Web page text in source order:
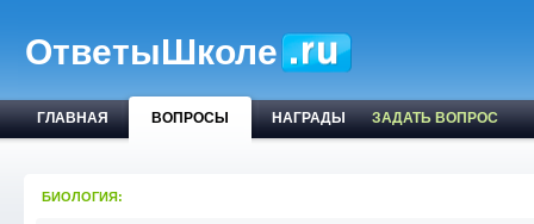
ОтветыШколе
ГЛАВНАЯ ВОПРОСЫ НАГРАДЫ ЗАДАТЬ ВОПРОС
БИОЛОГИЯ: